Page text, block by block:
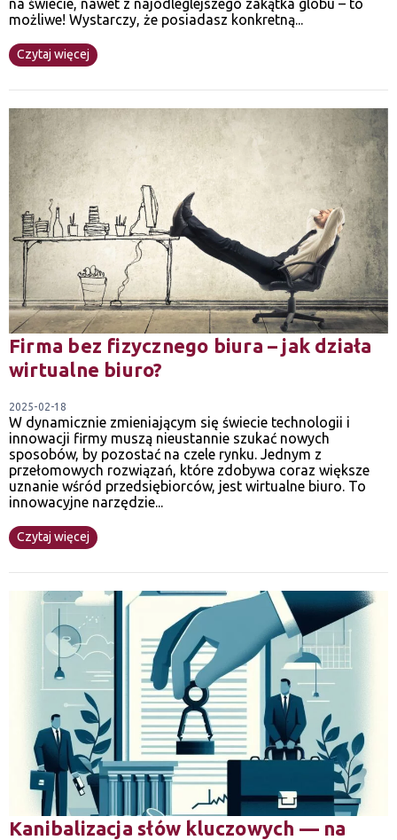
na świecie, nawet z najodleglejszego zakątka globu – to
możliwe! Wystarczy, że posiadasz konkretną...
Czytaj więcej
Firma bez fizycznego biura – jak działa
wirtualne biuro?
2025-02-18
W dynamicznie zmieniającym się świecie technologii i
innowacji firmy muszą nieustannie szukać nowych
sposobów, by pozostać na czele rynku. Jednym z
przełomowych rozwiązań, które zdobywa coraz większe
uznanie wśród przedsiębiorców, jest wirtualne biuro. To
innowacyjne narzędzie...
Czytaj więcej
Kanibalizacja słów kluczowych — na